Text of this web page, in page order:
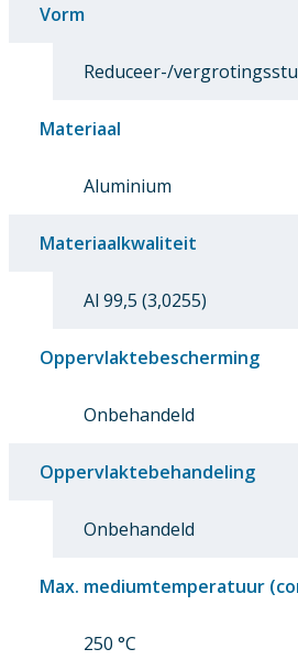
Vorm
Reduceer-/
Materiaal
Aluminium
Materiaalkwaliteit
Al 99,5 (3,0255)
Oppervlaktebescherming
Onbehandeld
Oppervlaktebehandeling
Onbehandeld
Max. mediumtemperatuur
250 °C